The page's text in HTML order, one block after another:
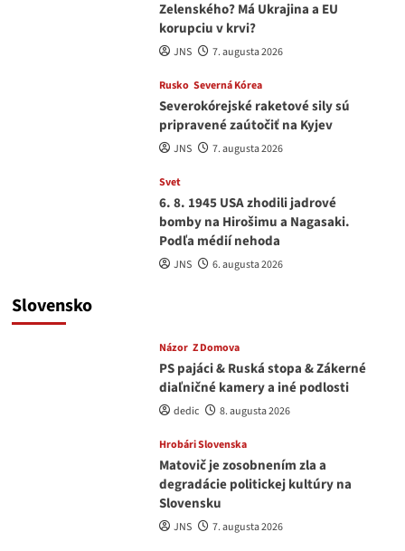
Zelenského? Má Ukrajina a EU
korupciu v krvi?
JNS 7. augusta 2026
Rusko Severná Kórea
Severokórejské raketové sily sú
pripravené zaútočiť na Kyjev
JNS 7. augusta 2026
Svet
6. 8. 1945 USA zhodili jadrové
bomby na Hirošimu a Nagasaki.
Podľa médií nehoda
JNS 6. augusta 2026
Slovensko
Názor Z Domova
PS pajáci & Ruská stopa & Zákerné
diaľničné kamery a iné podlosti
dedic 8. augusta 2026
Hrobári Slovenska
Matovič je zosobnením zla a
degradácie politickej kultúry na
Slovensku
JNS 7. augusta 2026